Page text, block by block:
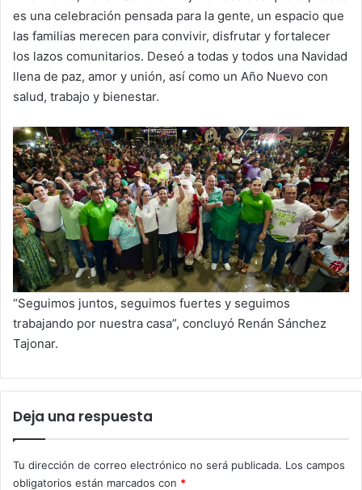
es una celebración pensada para la gente, un espacio que
las familias merecen para convivir, disfrutar y fortalecer
los lazos comunitarios. Deseó a todas y todos una Navidad
llena de paz, amor y unión, así como un Año Nuevo con
salud, trabajo y bienestar.
“Seguimos juntos, seguimos fuertes y seguimos
trabajando por nuestra casa”, concluyó Renán Sánchez
Tajonar.
Deja una respuesta
Tu dirección de correo electrónico no será publicada. Los campos
obligatorios están marcados con *